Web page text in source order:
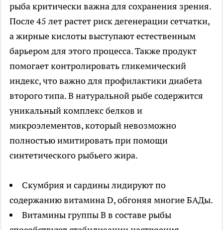
рыба критически важна для сохранения зрения.
После 45 лет растет риск дегенерации сетчатки,
а жирные кислоты выступают естественным
барьером для этого процесса. Также продукт
помогает контролировать гликемический
индекс, что важно для профилактики диабета
второго типа. В натуральной рыбе содержится
уникальный комплекс белков и
микроэлементов, который невозможно
полностью имитировать при помощи
синтетического рыбьего жира.
Скумбрия и сардины лидируют по
содержанию витамина D, обгоняя многие БАДы.
Витамины группы B в составе рыбы